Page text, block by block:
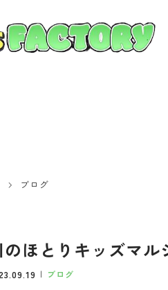
ブログ
のほとりキッズマル
ブログ